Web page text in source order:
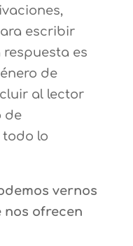
escribir
respuesta es
de
al lector
de
todo lo
vernos
nos ofrecen